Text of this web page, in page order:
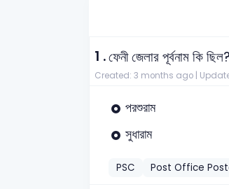
1 .ফেনী জেলার পূর্বনাম কি ছিল?
Created: 3 months ago |
পরশুরাম
সুধারাম
PSC Post Office